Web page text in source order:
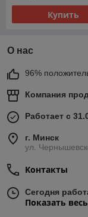
Купить
О нас
96%
Компания
Работает с
г. Минск
ул.
Контакты
Сегодня
Показать